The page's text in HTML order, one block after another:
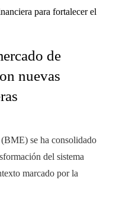
de
nuevas
se ha consolidado
del sistema
marcado por la